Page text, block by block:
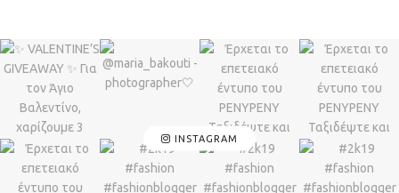
INSTAGRAM